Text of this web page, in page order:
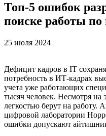
Топ-5 ошибок
поиске работы
25 июля 2024
Дефицит кадров в IT
потребность в ИТ-кадрах
учета уже работающих
тысяч человек. Несмотря на
легкостью берут на
цифровой лаборатории
ошибки допускают